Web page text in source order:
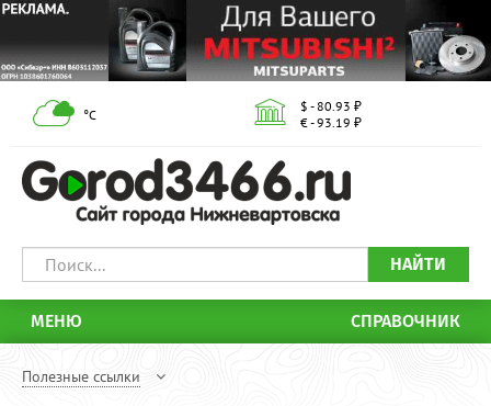
°С
$ - 80.93 ₽
€ - 93.19 ₽
НАЙТИ
МЕНЮ СПРАВОЧНИК
Полезные ссылки